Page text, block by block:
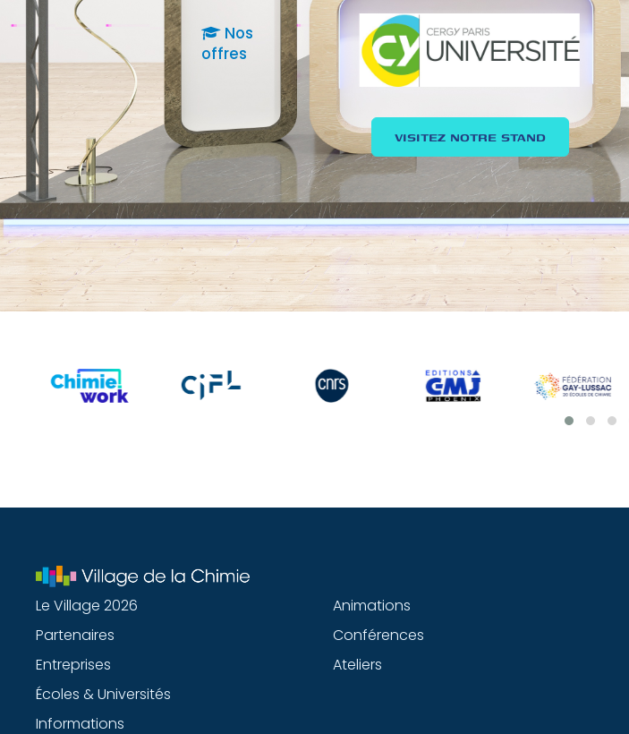
VISITEZ NOTRE STAND
Nos
offres
Le Village 2026
Partenaires
Entreprises
Écoles & Universités
Informations
Animations
Conférences
Ateliers